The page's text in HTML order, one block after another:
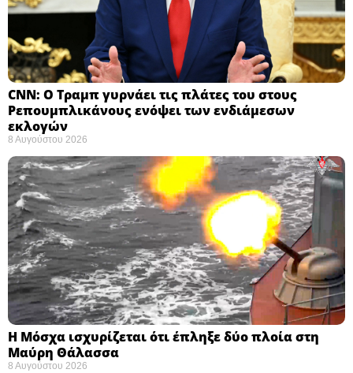
CNN: Ο Τραμπ γυρνάει τις πλάτες του στους
Ρεπουμπλικάνους ενόψει των ενδιάμεσων
εκλογών ​
8 Αυγούστου 2026
Η Μόσχα ισχυρίζεται ότι έπληξε δύο πλοία στη
Μαύρη Θάλασσα ​
8 Αυγούστου 2026